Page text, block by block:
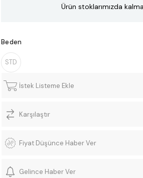
Ürün stoklarımızda
Beden
STD
İstek Listeme Ekle
Karşılaştır
Fiyat Düşünce Haber Ver
Gelince Haber Ver